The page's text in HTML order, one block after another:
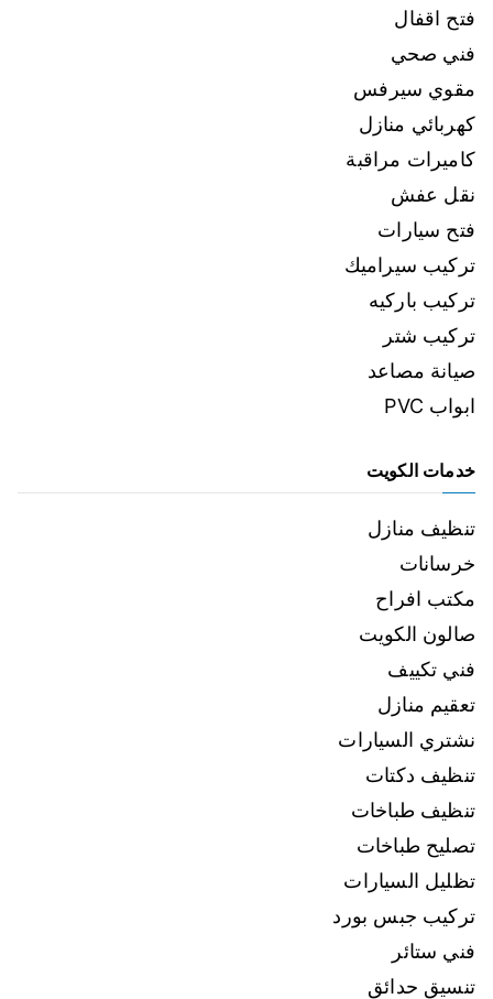
فتح اقفال
فني صحي
مقوي سيرفس
كهربائي منازل
كاميرات مراقبة
نقل عفش
فتح سيارات
تركيب سيراميك
تركيب باركيه
تركيب شتر
صيانة مصاعد
ابواب PVC
خدمات الكويت
تنظيف منازل
خرسانات
مكتب افراح
صالون الكويت
فني تكييف
تعقيم منازل
نشتري السيارات
تنظيف دكتات
تنظيف طباخات
تصليح طباخات
تظليل السيارات
تركيب جبس بورد
فني ستائر
تنسيق حدائق